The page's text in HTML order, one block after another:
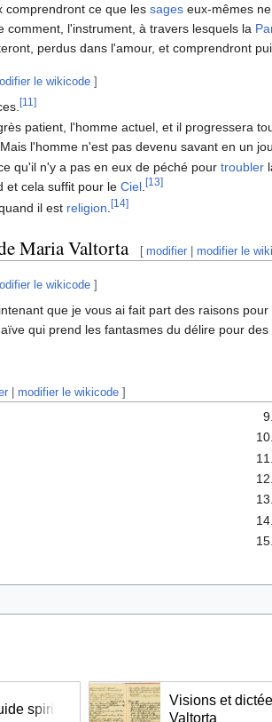
comprendront ce que lessages eux-mêmes
comment, l'instrument, à travers lesquels la
perdus dans l'amour, et comprendront
le wikicode ]
[11]
patient, l'homme actuel, et il progressera
l'homme n'est pas devenu savant en un
qu'il n'y a pas en eux de péché pourtroubler
et cela suffit pour leCiel.[13]
il est religion .[14]
Maria Valtorta [ modifier |modifier le
le wikicode ]
que je vous ai fait part des raisons
qui prend les fantasmes du délire pour des
|modifier le wikicode ]
spirituel
Visions et
Valtorta